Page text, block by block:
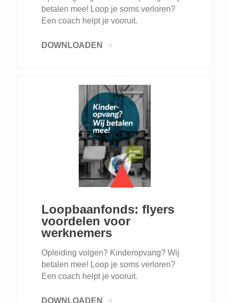
betalen mee! Loop je soms verloren?
Een coach helpt je vooruit.
DOWNLOADEN
Loopbaanfonds: flyers
voordelen voor
werknemers
Opleiding volgen? Kinderopvang? Wij
betalen mee! Loop je soms verloren?
Een coach helpt je vooruit.
DOWNLOADEN